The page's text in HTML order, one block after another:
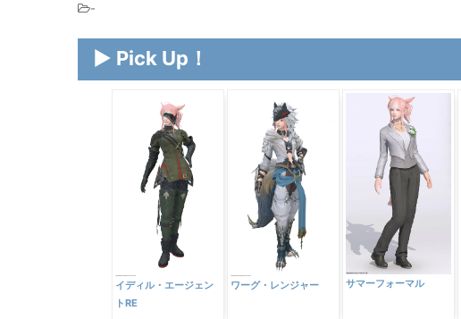
-
▶ Pick Up！
イディル・エージェン
トRE
ワーグ・レンジャー サマーフォーマル